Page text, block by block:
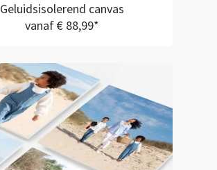
Geluidsisolerend canvas
vanaf € 88,99*